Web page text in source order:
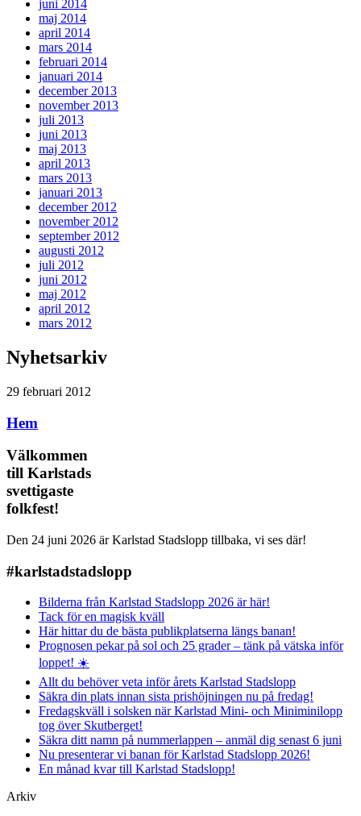
juni 2014
maj 2014
april 2014
mars 2014
februari 2014
januari 2014
december 2013
november 2013
juli 2013
juni 2013
maj 2013
april 2013
mars 2013
januari 2013
december 2012
november 2012
september 2012
augusti 2012
juli 2012
juni 2012
maj 2012
april 2012
mars 2012
Nyhetsarkiv
29 februari 2012
Hem
Välkommen
till Karlstads
svettigaste
folkfest!
Den 24 juni 2026 är Karlstad Stadslopp tillbaka, vi ses där!
#karlstadstadslopp
Bilderna från Karlstad Stadslopp 2026 är här!
Tack för en magisk kväll
Här hittar du de bästa publikplatserna längs banan!
Prognosen pekar på sol och 25 grader – tänk på vätska inför
loppet! ☀️
Allt du behöver veta inför årets Karlstad Stadslopp
Säkra din plats innan sista prishöjningen nu på fredag!
Fredagskväll i solsken när Karlstad Mini- och Miniminilopp
tog över Skutberget!
Säkra ditt namn på nummerlappen – anmäl dig senast 6 juni
Nu presenterar vi banan för Karlstad Stadslopp 2026!
En månad kvar till Karlstad Stadslopp!
Arkiv